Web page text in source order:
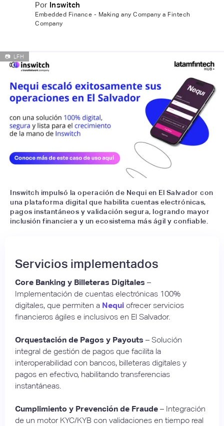
Por Inswitch
Embedded Finance - Making any Company a Fintech
Company
📷 LFH
Inswitch impulsó la operación de Nequi en El Salvador con
una plataforma digital que habilita cuentas electrónicas,
pagos instantáneos y validación segura, logrando mayor
inclusión financiera y un ecosistema más ágil y confiable.
Servicios implementados
Core Banking y Billeteras Digitales –
Implementación de cuentas electrónicas 100%
digitales, que permiten a Nequi ofrecer servicios
financieros ágiles e inclusivos en El Salvador.
Orquestación de Pagos y Payouts – Solución
integral de gestión de pagos que facilita la
interoperabilidad con bancos, billeteras digitales y
pagos en efectivo, habilitando transferencias
instantáneas.
Cumplimiento y Prevención de Fraude – Integración
de un motor KYC/KYB con validaciones en tiempo real